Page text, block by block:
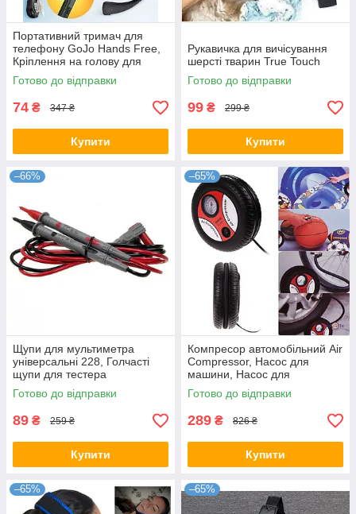
Портативний тримач для
телефону GoJo Hands Free,
Кріплення на голову для
телефону
Готово до відправки
74 ₴ 347 ₴
Купити
Рукавичка для вичісування
шерсті тварин True Touch
Готово до відправки
99 ₴ 299 ₴
Купити
–66%
Щупи для мультиметра
універсальні 228, Голчасті
щупи для тестера
Готово до відправки
89 ₴ 259 ₴
Купити
–65%
Компресор автомобільний Air
Compressor, Насос для
машини, Насос для
накачування шин
Готово до відправки
289 ₴ 826 ₴
Купити
–65% –65%